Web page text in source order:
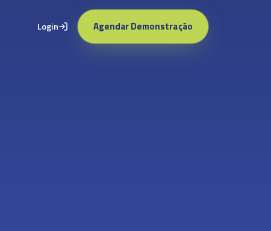
Login Agendar Demonstração